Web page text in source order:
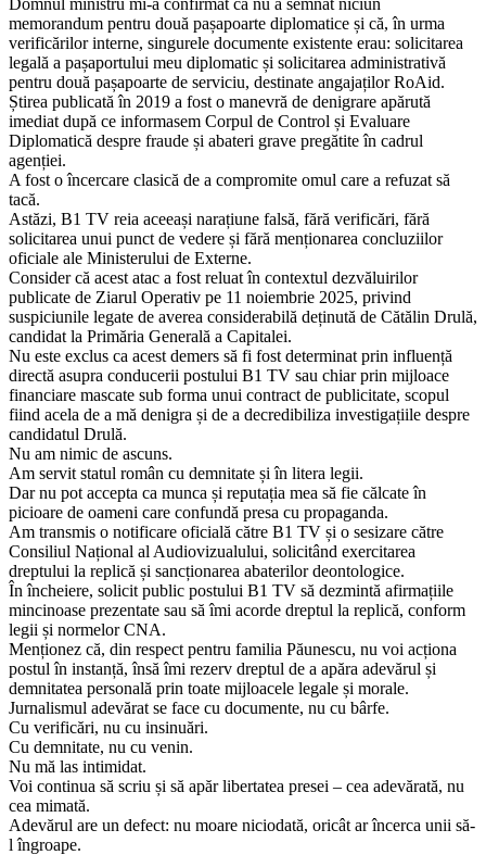
memorandum pentru două pașapoarte diplomatice și că, în urma
verificărilor interne, singurele documente existente erau: solicitarea
legală a pașaportului meu diplomatic și solicitarea administrativă
pentru două pașapoarte de serviciu, destinate angajaților RoAid.
Știrea publicată în 2019 a fost o manevră de denigrare apărută
imediat după ce informasem Corpul de Control și Evaluare
Diplomatică despre fraude și abateri grave pregătite în cadrul
agenției.
A fost o încercare clasică de a compromite omul care a refuzat să
tacă.
Astăzi, B1 TV reia aceeași narațiune falsă, fără verificări, fără
solicitarea unui punct de vedere și fără menționarea concluziilor
oficiale ale Ministerului de Externe.
Consider că acest atac a fost reluat în contextul dezvăluirilor
publicate de Ziarul Operativ pe 11 noiembrie 2025, privind
suspiciunile legate de averea considerabilă deținută de Cătălin Drulă,
candidat la Primăria Generală a Capitalei.
Nu este exclus ca acest demers să fi fost determinat prin influență
directă asupra conducerii postului B1 TV sau chiar prin mijloace
financiare mascate sub forma unui contract de publicitate, scopul
fiind acela de a mă denigra și de a decredibiliza investigațiile despre
candidatul Drulă.
Nu am nimic de ascuns.
Am servit statul român cu demnitate și în litera legii.
Dar nu pot accepta ca munca și reputația mea să fie călcate în
picioare de oameni care confundă presa cu propaganda.
Am transmis o notificare oficială către B1 TV și o sesizare către
Consiliul Național al Audiovizualului, solicitând exercitarea
dreptului la replică și sancționarea abaterilor deontologice.
În încheiere, solicit public postului B1 TV să dezmintă afirmațiile
mincinoase prezentate sau să îmi acorde dreptul la replică, conform
legii și normelor CNA.
Menționez că, din respect pentru familia Păunescu, nu voi acționa
postul în instanță, însă îmi rezerv dreptul de a apăra adevărul și
demnitatea personală prin toate mijloacele legale și morale.
Jurnalismul adevărat se face cu documente, nu cu bârfe.
Cu verificări, nu cu insinuări.
Cu demnitate, nu cu venin.
Nu mă las intimidat.
Voi continua să scriu și să apăr libertatea presei – cea adevărată, nu
cea mimată.
Adevărul are un defect: nu moare niciodată, oricât ar încerca unii să-
l îngroape.